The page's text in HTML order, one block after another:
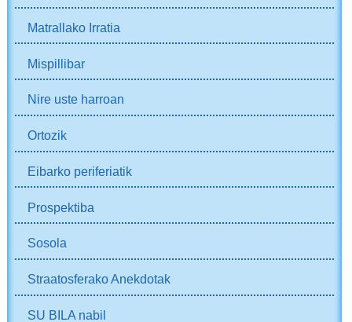
Matrallako Irratia
Mispillibar
Nire uste harroan
Ortozik
Eibarko periferiatik
Prospektiba
Sosola
Straatosferako Anekdotak
SU BILA nabil